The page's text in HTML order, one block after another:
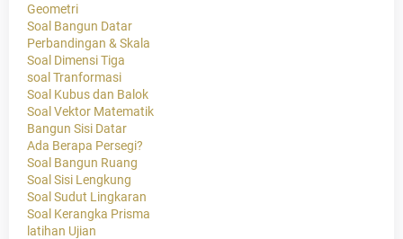
Geometri
Soal Bangun Datar
Perbandingan & Skala
Soal Dimensi Tiga
soal Tranformasi
Soal Kubus dan Balok
Soal Vektor Matematik
Bangun Sisi Datar
Ada Berapa Persegi?
Soal Bangun Ruang
Soal Sisi Lengkung
Soal Sudut Lingkaran
Soal Kerangka Prisma
latihan Ujian